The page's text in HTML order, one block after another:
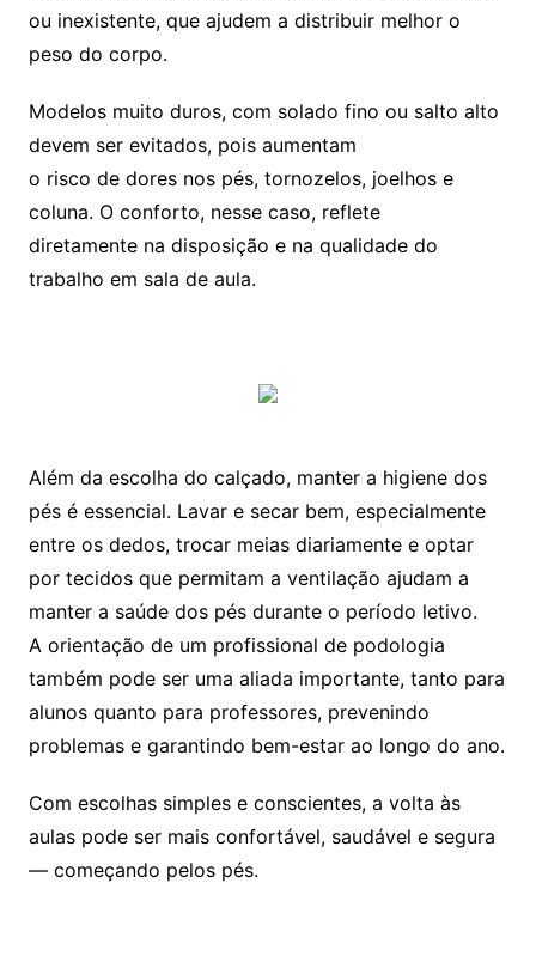
ou inexistente, que ajudem a distribuir melhor o
peso do corpo.
Modelos muito duros, com solado fino ou salto alto
devem ser evitados, pois aumentam
o risco de dores nos pés, tornozelos, joelhos e
coluna. O conforto, nesse caso, reflete
diretamente na disposição e na qualidade do
trabalho em sala de aula.
Além da escolha do calçado, manter a higiene dos
pés é essencial. Lavar e secar bem, especialmente
entre os dedos, trocar meias diariamente e optar
por tecidos que permitam a ventilação ajudam a
manter a saúde dos pés durante o período letivo.
A orientação de um profissional de podologia
também pode ser uma aliada importante, tanto para
alunos quanto para professores, prevenindo
problemas e garantindo bem-estar ao longo do ano.
Com escolhas simples e conscientes, a volta às
aulas pode ser mais confortável, saudável e segura
— começando pelos pés.